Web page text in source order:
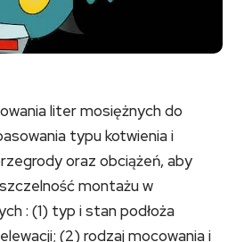
liter mosiężnych do
typu kotwienia i
oraz obciążeń, aby
montażu w
: (1) typ i stan podłoża
(2) rodzaj mocowania i